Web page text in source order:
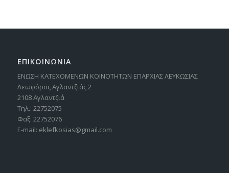
ΕΠΙΚΟΙΝΩΝΙΑ
ΕΝΩΣΗ ΚΑΤΕΧΟΜΕΝΩΝ ΚΟΙΝΟΤΗΤΩΝ ΕΠΑΡΧΙΑΣ ΛΕΥΚΩΣΙΑΣ
Λεωφόρος Αγλαντζιάς 2
2108 Αγλαντζιά
Τηλ.: 22752075
Φαξ: 22752076
E-mail: eklefkosias@gmail.com